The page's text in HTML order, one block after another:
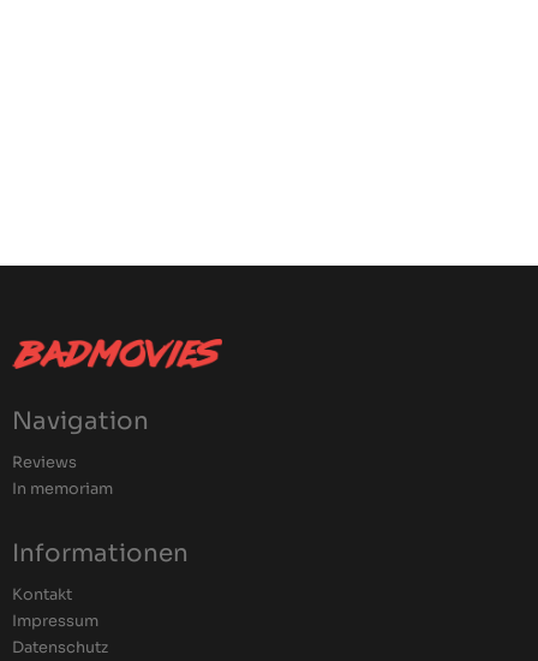
Navigation
Reviews
In memoriam
Informationen
Kontakt
Impressum
Datenschutz